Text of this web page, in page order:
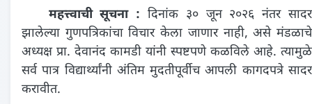
महत्त्वाची सूचना : दिनांक ३० जून २०२६ नंतर सादर
झालेल्या गुणपत्रिकांचा विचार केला जाणार नाही, असे मंडळाचे
अध्यक्ष प्रा. देवानंद कामडी यांनी स्पष्टपणे कळविले आहे. त्यामुळे
सर्व पात्र विद्यार्थ्यांनी अंतिम मुदतीपूर्वीच आपली कागदपत्रे सादर
करावीत.